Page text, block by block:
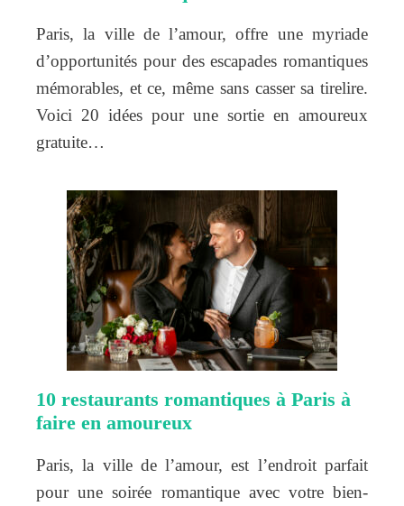
Paris, la ville de l’amour, offre une myriade
d’opportunités pour des escapades romantiques
mémorables, et ce, même sans casser sa tirelire.
Voici 20 idées pour une sortie en amoureux
gratuite…
10 restaurants romantiques à Paris à
faire en amoureux
Paris, la ville de l’amour, est l’endroit parfait
pour une soirée romantique avec votre bien-